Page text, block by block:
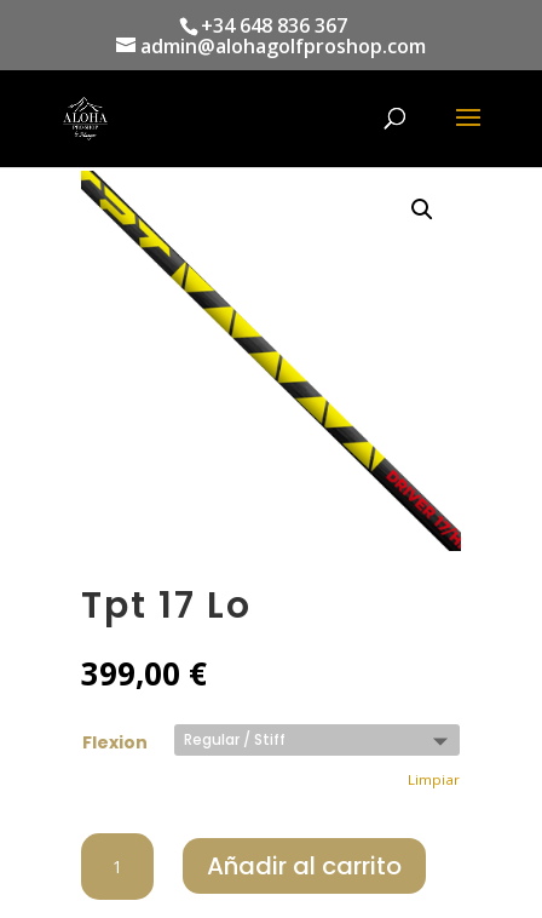
+34 648 836 367
admin@alohagolfproshop.com
productos
Tpt 17 Lo
399,00 €
Flexion
Limpiar
TPT
LO
Añadir al carrito